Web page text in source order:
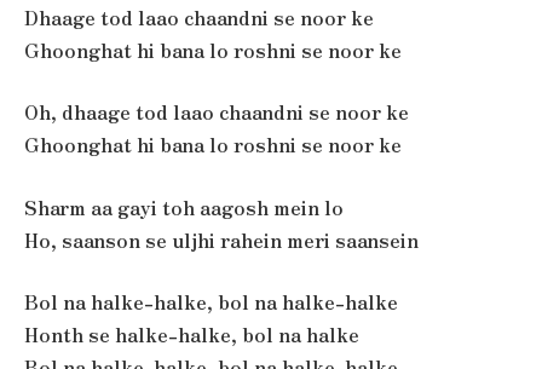
Dhaage tod laao chaandni se noor ke
Ghoonghat hi bana lo roshni se noor ke
Oh, dhaage tod laao chaandni se noor ke
Ghoonghat hi bana lo roshni se noor ke
Sharm aa gayi toh aagosh mein lo
Ho, saanson se uljhi rahein meri saansein
Bol na halke-halke, bol na halke-halke
Honth se halke-halke, bol na halke